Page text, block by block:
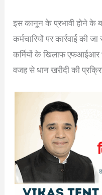
इस कानून के प्रभावी होने के
कर्मचारियों पर कार्रवाई की
कर्मियों के खिलाफ एफआईआर
वजह से धान खरीदी की